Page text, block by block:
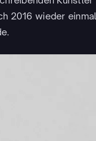
2016 wieder